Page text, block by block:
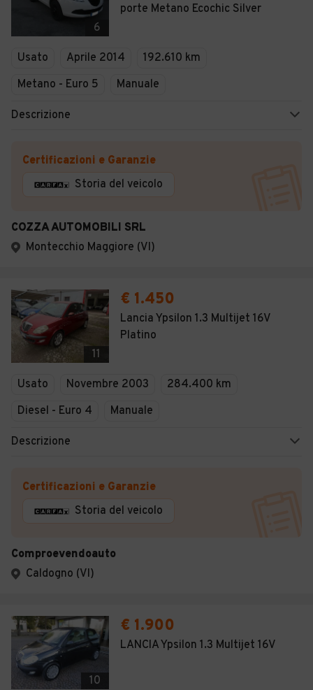
6
porte Metano Ecochic Silver
Usato Aprile 2014
192.610 km
Metano - Euro 5
Manuale
Descrizione
Certificazioni e Garanzie
Storia del veicolo
COZZA AUTOMOBILI SRL
Montecchio Maggiore (VI)
11
€ 1.450
Lancia Ypsilon 1.3 Multijet 16V
Platino
Usato Novembre 2003
284.400 km
Diesel - Euro 4
Manuale
Descrizione
Certificazioni e Garanzie
Storia del veicolo
Comproevendoauto
Caldogno (VI)
10
€ 1.900
LANCIA Ypsilon 1.3 Multijet 16V